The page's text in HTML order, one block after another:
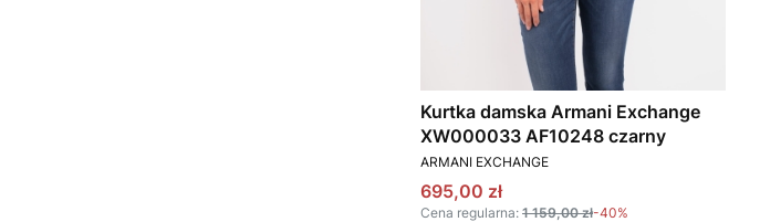
Kurtka damska Armani Exchange
XW000033 AF10248 czarny
PRODUCENT
ARMANI EXCHANGE
Cena promocyjna
695,00 zł
Cena regularna: 1 159,00 zł-40%